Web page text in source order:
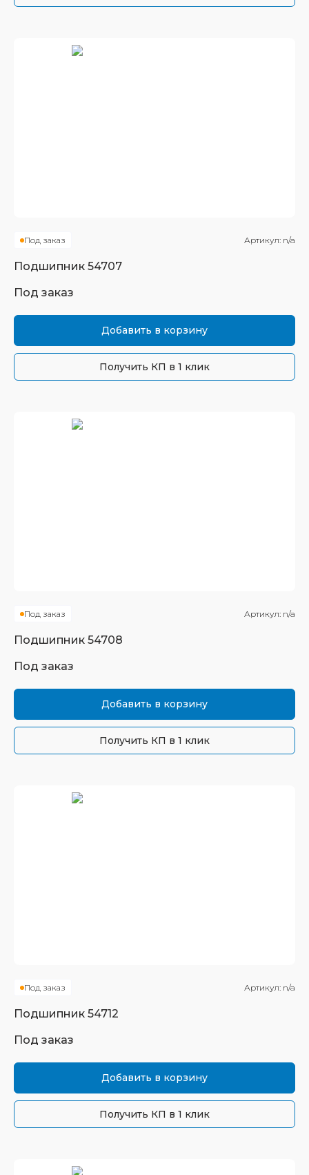
Под заказ Артикул: n/a
Подшипник 54707
Под заказ
Добавить в корзину
Получить КП в 1 клик
Под заказ Артикул: n/a
Подшипник 54708
Под заказ
Добавить в корзину
Получить КП в 1 клик
Под заказ Артикул: n/a
Подшипник 54712
Под заказ
Добавить в корзину
Получить КП в 1 клик